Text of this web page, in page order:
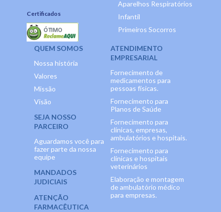
Certificados
Aparelhos Respiratórios
Infantil
Primeiros Socorros
QUEM SOMOS
Nossa história
Valores
Missão
Visão
SEJA NOSSO
PARCEIRO
Aguardamos você para
fazer parte da nossa
equipe
MANDADOS
JUDICIAIS
ATENÇÃO
FARMACÊUTICA
ATENDIMENTO
EMPRESARIAL
Fornecimento de
medicamentos para
pessoas físicas.
Fornecimento para
Planos de Saúde
Fornecimento para
clínicas, empresas,
ambulatórios e hospitais.
Fornecimento para
clínicas e hospitais
veterinários
Elaboração e montagem
de ambulatório médico
para empresas.